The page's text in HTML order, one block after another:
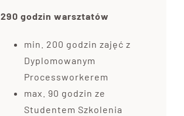
290 godzin warsztatów
min. 200 godzin zajęć z
Dyplomowanym
Processworkerem
max. 90 godzin ze
Studentem Szkolenia